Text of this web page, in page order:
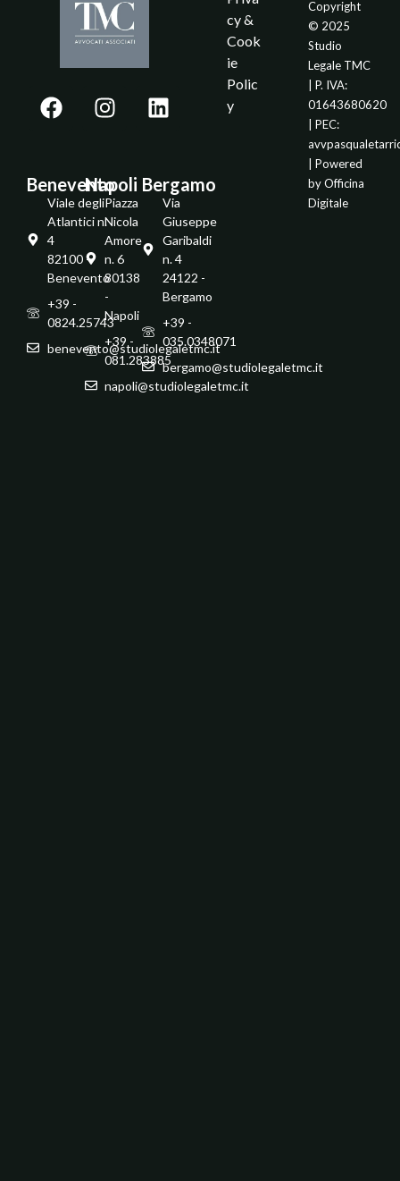
Benevento
Viale degli
Atlantici n.
4
82100 -
Benevento
+39 -
0824.25743
benevento@studiolegaletmc.it
Napoli
Piazza
Nicola
Amore
n. 6
80138
-
Napoli
+39 -
081.283885
napoli@studiolegaletmc.it
Bergamo
Via
Giuseppe
Garibaldi
n. 4
24122 -
Bergamo
+39 -
035.0348071
bergamo@studiolegaletmc.it
cy &
Cook
ie
Polic
y
Copyright
© 2025
Studio
Legale TMC
| P. IVA:
01643680620
| PEC:
| Powered
byOfficina
Digitale